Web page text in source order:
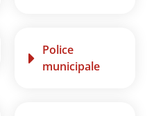
Police
municipale